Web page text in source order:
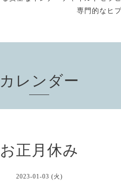
専門的なヒ
カレンダー
お正月休み
2023-01-03 (火)